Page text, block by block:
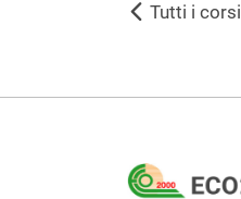
Tutti i corsi